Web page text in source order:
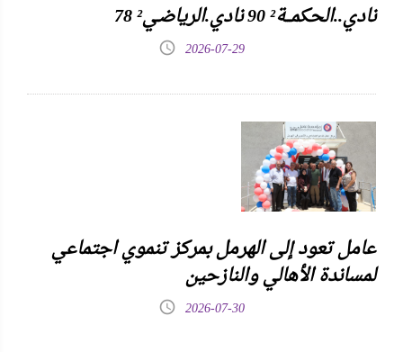
نادي..الحكمـــة² 90 نادي.الرياضـي² 78
2026-07-29
عامل تعود إلى الهرمل بمركز تنموي اجتماعي
لمساندة الأهالي والنازحين
2026-07-30